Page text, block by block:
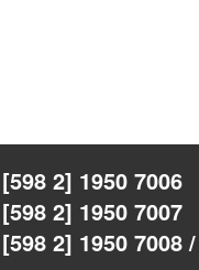
2] 1950 7006
2] 1950 7007
2] 1950 7008